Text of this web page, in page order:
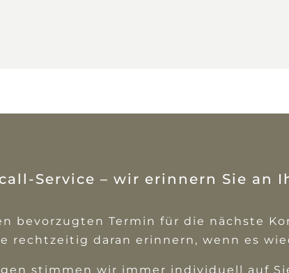
Service – wir erinnern Sie an
bevorzugten Termin für die nächste
rechtzeitig daran erinnern, wenn es
stimmen wir immer individuell auf